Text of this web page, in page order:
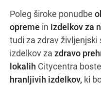
Poleg široke ponudbe
opreme in izdelkov za
tudi za zdrav življenjski
izdelkov za zdravo
lokalih Citycentra
hranljivih izdelkov, ki